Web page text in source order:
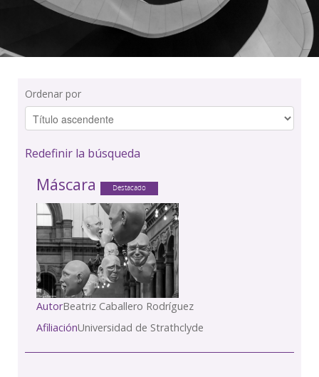
Ordenar por
Redefinir la búsqueda
Máscara Destacado
AutorBeatriz Caballero Rodríguez
AfiliaciónUniversidad de Strathclyde